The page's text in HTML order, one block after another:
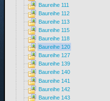
Baureihe 111
Baureihe 112
Baureihe 113
Baureihe 115
Baureihe 118
Baureihe 120
Baureihe 127
Baureihe 139
Baureihe 140
Baureihe 141
Baureihe 142
Baureihe 143